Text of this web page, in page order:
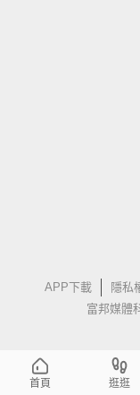
APP下載 隱私
富邦媒體
首頁 逛逛